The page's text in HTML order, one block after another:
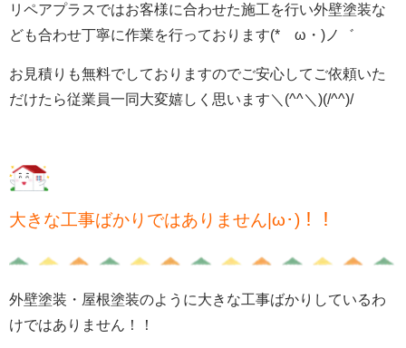
リペアプラスではお客様に合わせた施工を行い外壁塗装な
ども合わせ丁寧に作業を行っております(*ゝω・)ノ゛
お見積りも無料でしておりますのでご安心してご依頼いた
だけたら従業員一同大変嬉しく思います＼(^^＼)(/^^)/
大きな工事ばかりではありません|ω･)！！
外壁塗装・屋根塗装のように大きな工事ばかりしているわ
けではありません！！